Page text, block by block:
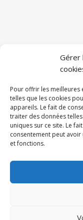
Gérer
Pour offrir les meilleures
telles que les cookies
appareils. Le fait de
traiter des données
uniques sur ce site. Le
consentement peut
et fonctions.